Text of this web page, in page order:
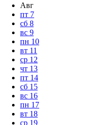
Авг
пт 7
сб 8
вс 9
пн 10
вт 11
ср 12
чт 13
пт 14
сб 15
вс 16
пн 17
вт 18
ср 19